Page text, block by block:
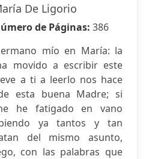
De Ligorio
de Páginas: 386
mío en María: la
movido a escribir este
a ti a leerlo nos hace
esta buena Madre; si
he fatigado en vano
ya tantos y tan
del mismo asunto,
con las palabras que